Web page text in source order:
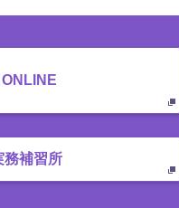
務補習所